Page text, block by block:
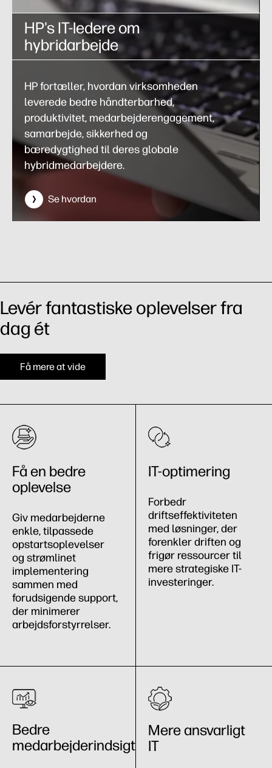
HP's IT-ledere om
hybridarbejde
HP fortæller, hvordan virksomheden
leverede bedre håndterbarhed,
produktivitet, medarbejderengagement,
samarbejde, sikkerhed og
bæredygtighed til deres globale
hybridmedarbejdere.
Se hvordan
Levér fantastiske oplevelser fra
dag ét
Få mere at vide
Få en bedre
oplevelse
Giv medarbejderne
enkle, tilpassede
opstartsoplevelser
og strømlinet
implementering
sammen med
forudsigende support,
der minimerer
arbejdsforstyrrelser.
IT-optimering
Forbedr
driftseffektiviteten
med løsninger, der
forenkler driften og
frigør ressourcer til
mere strategiske IT-
investeringer.
Bedre
medarbejderindsigt
Mere ansvarligt
IT